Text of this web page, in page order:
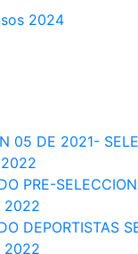
2024
05 DE 2021-
PRE-
2022
DEPORTISTAS
2022